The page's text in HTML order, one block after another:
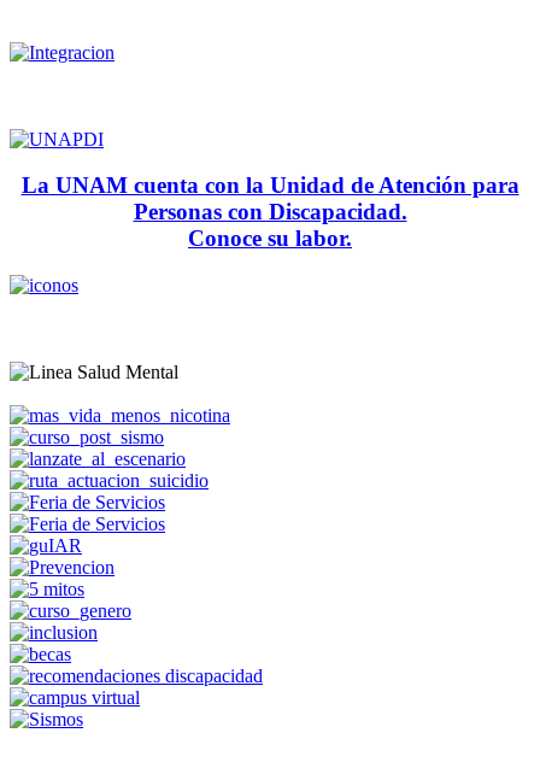
La UNAM cuenta con la Unidad de Atención para
Personas con Discapacidad.
Conoce su labor.